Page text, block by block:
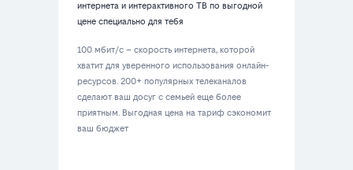
интернета и интерактивного ТВ по выгодной
цене специально для тебя
100 мбит/с – скорость интернета, которой
хватит для уверенного использования онлайн-
ресурсов. 200+ популярных телеканалов
сделают ваш досуг с семьей еще более
приятным. Выгодная цена на тариф сэкономит
ваш бюджет